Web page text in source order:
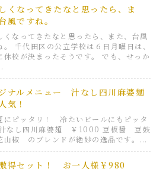
くなってきたなと思ったら、ま
風ですね。
くなってきたなと思ったら、また、台風
。 千代田区の公立学校は６日月曜日は、
休校が決まったそうです。 でも、せっか
ナルメニュー 汁なし四川麻婆麺
気！
にピッタリ！ 冷たいビールにもピッタ
なし四川麻婆麺 ￥1000 豆板醤 豆鼓
椒 のブレンドが絶妙の逸品です。...
得セット！ お一人様￥980